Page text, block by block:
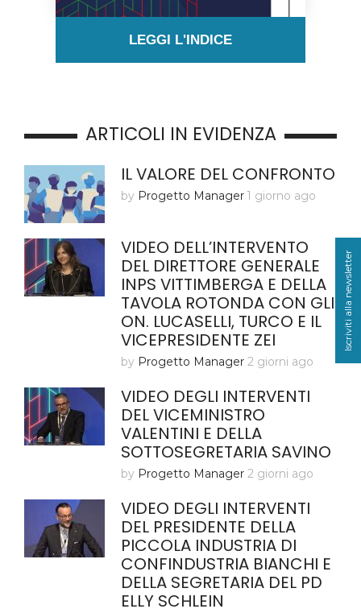
LEGGI L'INDICE
ARTICOLI IN EVIDENZA
IL VALORE DEL CONFRONTO
by Progetto Manager 1 giorno ago
VIDEO DELL’INTERVENTO
DEL DIRETTORE GENERALE
INPS VITTIMBERGA E DELLA
TAVOLA ROTONDA CON GLI
ON. LUCASELLI, TURCO E IL
VICEPRESIDENTE ZEI
by Progetto Manager 2 giorni ago
VIDEO DEGLI INTERVENTI
DEL VICEMINISTRO
VALENTINI E DELLA
SOTTOSEGRETARIA SAVINO
by Progetto Manager 2 giorni ago
VIDEO DEGLI INTERVENTI
DEL PRESIDENTE DELLA
PICCOLA INDUSTRIA DI
CONFINDUSTRIA BIANCHI E
DELLA SEGRETARIA DEL PD
ELLY SCHLEIN
Iscriviti alla newsletter